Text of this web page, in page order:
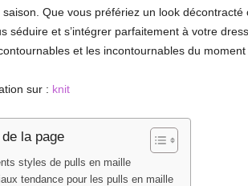
Que vous préfériez un look
séduire et s’intégrer parfaitement à votre
et les incontournables du moment
sur : knit
la page
styles de pulls en maille
tendance pour les pulls en maille